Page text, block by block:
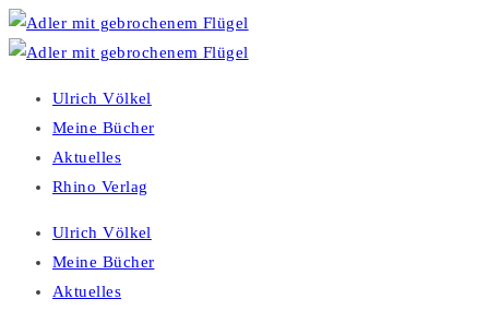
Ulrich Völkel
Meine Bücher
Aktuelles
Rhino Verlag
Ulrich Völkel
Meine Bücher
Aktuelles